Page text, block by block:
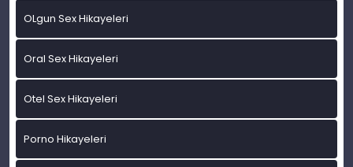
OLgun Sex Hikayeleri
Oral Sex Hikayeleri
Otel Sex Hikayeleri
Porno Hikayeleri